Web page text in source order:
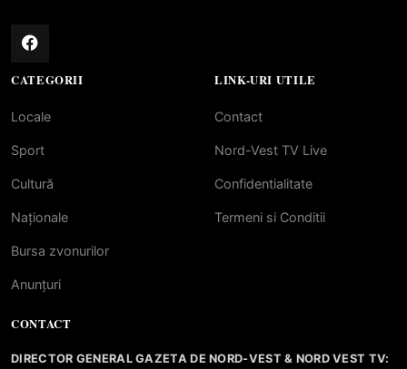
CATEGORII
Locale
Sport
Cultură
Naționale
Bursa zvonurilor
Anunțuri
LINK-URI UTILE
Contact
Nord-Vest TV Live
Confidentialitate
Termeni si Conditii
CONTACT
DIRECTOR GENERAL GAZETA DE NORD-VEST & NORD VEST TV: